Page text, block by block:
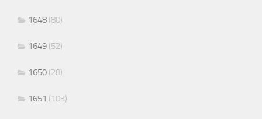
1648 (80)
1649 (52)
1650 (28)
1651 (103)